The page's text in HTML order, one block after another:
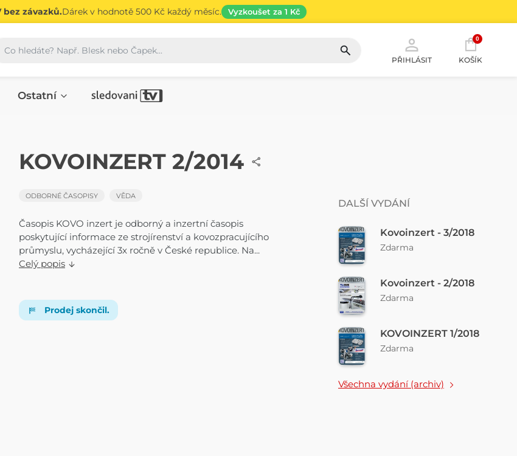
bez závazků.Dárek v hodnotě 500 Kč každý měsíc. Vyzkoušet za 1 Kč
PŘIHLÁSIT
0
KOŠÍK
Ostatní
ČASOPIS
KOVOINZERT 2/2014
ODBORNÉ ČASOPISY VĚDA
Časopis KOVO inzert je odborný a inzertní časopis
poskytující informace ze strojírenství a kovozpracujícího
průmyslu, vycházející 3x ročně v České republice. Na...
Celý popis
Prodej skončil.
DALŠÍ VYDÁNÍ
Kovoinzert - 3/2018
Zdarma
Kovoinzert - 2/2018
Zdarma
KOVOINZERT 1/2018
Zdarma
Všechna vydání (archiv)